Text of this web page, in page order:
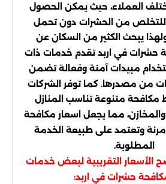
العملاء، حيث يمكن الحصول
للتخلص من الحشرات دون تحمل
يبحث الكثير من السكان عن
حشرات في اربد تقدم خدمات ذات
مبيدات آمنة وفعالة تضمن
من مصدرها. كما توفر الشركات
متنوعة تناسب المنازل
مما يجعل اسعار مكافحة
مرنة وتعتمد على طبيعة الخدمة
المطلوبة.
الأسعار التقريبية لبعض خدمات
حشرات في اربد: